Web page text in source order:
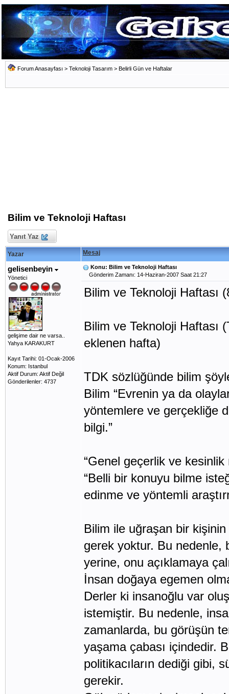
Forum Anasayfası > Teknoloji Tasarım > Belirli Gün ve Haftalar
Bilim ve Teknoloji Haftası
Yanıt Yaz
Yazar Mesaj
gelisenbeyin
Yönetici
gelişime dair ne varsa..
Yahya KARAKURT
Kayıt Tarihi: 01-Ocak-2006
Konum: Istanbul
Aktif Durum: Aktif Değil
Gönderilenler: 4737
Konu: Bilim ve Teknoloji Haftası
Gönderim Zamanı: 14-Haziran-2007 Saat 21:27
Bilim ve Teknoloji Haftası
Bilim ve Teknoloji Haftası
eklenen hafta)
TDK sözlüğünde bilim
Bilim “Evrenin ya da
yöntemlere ve gerçekliğe
bilgi.”
“Genel geçerlik ve
“Belli bir konuyu bilme
edinme ve yöntemli
Bilim ile uğraşan bir kişinin
gerek yoktur. Bu nedenle,
yerine, onu açıklamaya
İnsan doğaya egemen
Derler ki insanoğlu var
istemiştir. Bu nedenle,
zamanlarda, bu görüşün
yaşama çabası içindedir.
politikacıların dediği gibi,
gerekir.